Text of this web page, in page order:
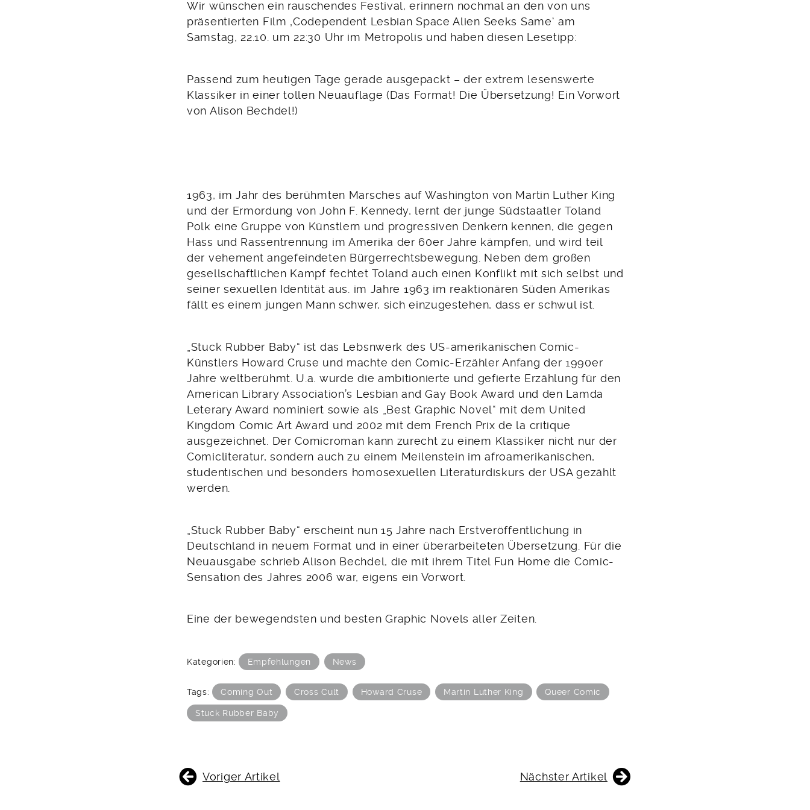
Wir wünschen ein rauschendes Festival, erinnern nochmal an den von uns
präsentierten Film ‚Codependent Lesbian Space Alien Seeks Same‘ am
Samstag, 22.10. um 22:30 Uhr im Metropolis und haben diesen Lesetipp:
Passend zum heutigen Tage gerade ausgepackt – der extrem lesenswerte
Klassiker in einer tollen Neuauflage (Das Format! Die Übersetzung! Ein Vorwort
von Alison Bechdel!)
1963, im Jahr des berühmten Marsches auf Washington von Martin Luther King
und der Ermordung von John F. Kennedy, lernt der junge Südstaatler Toland
Polk eine Gruppe von Künstlern und progressiven Denkern kennen, die gegen
Hass und Rassentrennung im Amerika der 60er Jahre kämpfen, und wird teil
der vehement angefeindeten Bürgerrechtsbewegung. Neben dem großen
gesellschaftlichen Kampf fechtet Toland auch einen Konflikt mit sich selbst und
seiner sexuellen Identität aus. im Jahre 1963 im reaktionären Süden Amerikas
fällt es einem jungen Mann schwer, sich einzugestehen, dass er schwul ist.
„Stuck Rubber Baby“ ist das Lebsnwerk des US-amerikanischen Comic-
Künstlers Howard Cruse und machte den Comic-Erzähler Anfang der 1990er
Jahre weltberühmt. U.a. wurde die ambitionierte und gefierte Erzählung für den
American Library Association’s Lesbian and Gay Book Award und den Lamda
Leterary Award nominiert sowie als „Best Graphic Novel“ mit dem United
Kingdom Comic Art Award und 2002 mit dem French Prix de la critique
ausgezeichnet. Der Comicroman kann zurecht zu einem Klassiker nicht nur der
Comicliteratur, sondern auch zu einem Meilenstein im afroamerikanischen,
studentischen und besonders homosexuellen Literaturdiskurs der USA gezählt
werden.
„Stuck Rubber Baby“ erscheint nun 15 Jahre nach Erstveröffentlichung in
Deutschland in neuem Format und in einer überarbeiteten Übersetzung. Für die
Neuausgabe schrieb Alison Bechdel, die mit ihrem Titel Fun Home die Comic-
Sensation des Jahres 2006 war, eigens ein Vorwort.
Eine der bewegendsten und besten Graphic Novels aller Zeiten.
Kategorien: Empfehlungen News
Tags: Coming Out Cross Cult Howard Cruse Martin Luther King Queer Comic
Stuck Rubber Baby
BEITRAGSNAVIGATION
Voriger Artikel Nächster Artikel